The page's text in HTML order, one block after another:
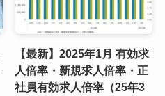
【最新】2025年1月 有効求
人倍率・新規求人倍率・正
社員有効求人倍率（25年3